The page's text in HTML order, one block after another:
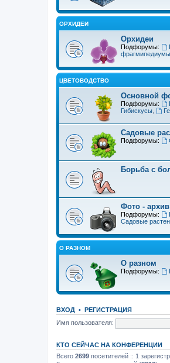
ОРХИДЕИ
Орхидеи
Подфорумы:
фрагмипедиумы
ЦВЕТОВОДСТВО
Основной
Подфорумы:
Гибискусы
Садовые
Подфорумы:
Борьба с
Фото -
Подфорумы:
Садовые
О РАЗНОМ
О разном
Подфорумы:
ВХОД • РЕГИСТРАЦИЯ
Имя пользователя:
КТО СЕЙЧАС НА КОНФЕРЕНЦИИ
Всего 2699 посетителей :: 1